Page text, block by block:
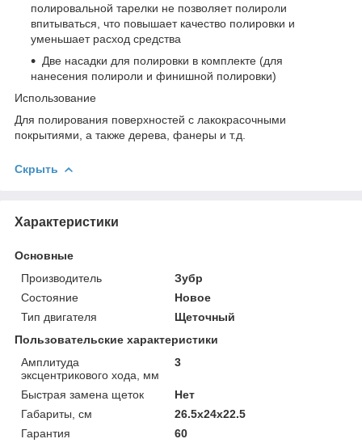
полировальной тарелки не позволяет полироли
впитываться, что повышает качество полировки и
уменьшает расход средства
Две насадки для полировки в комплекте (для
нанесения полироли и финишной полировки)
Использование
Для полирования поверхностей с лакокрасочными
покрытиями, а также дерева, фанеры и т.д.
Скрыть
Характеристики
Основные
Производитель
Зубр
Состояние
Новое
Тип двигателя
Щеточный
Пользовательские характеристики
Амплитуда
эксцентрикового хода, мм
3
Быстрая замена щеток
Нет
Габариты, см
26.5x24x22.5
Гарантия
60